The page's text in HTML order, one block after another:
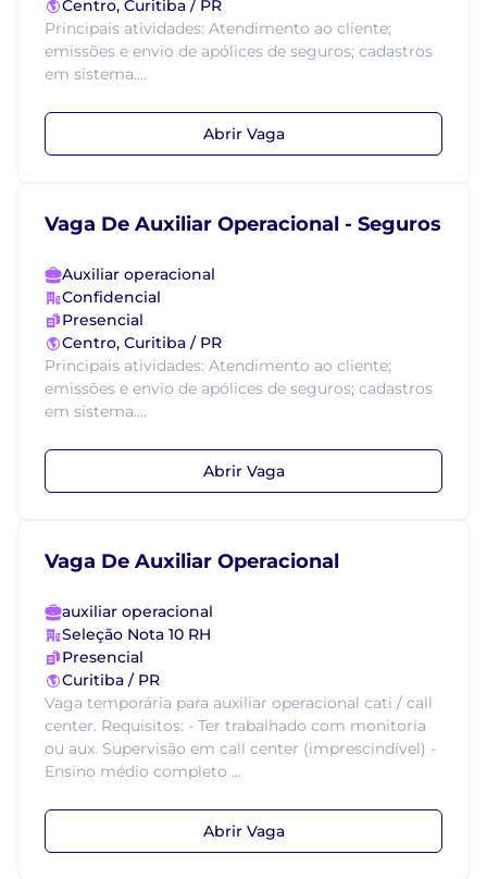
Centro, Curitiba / PR
Principais atividades: Atendimento ao cliente;
emissões e envio de apólices de seguros; cadastros
em sistema....
Abrir Vaga
Vaga De Auxiliar Operacional - Seguros
Auxiliar operacional
Confidencial
Presencial
Centro, Curitiba / PR
Principais atividades: Atendimento ao cliente;
emissões e envio de apólices de seguros; cadastros
em sistema....
Abrir Vaga
Vaga De Auxiliar Operacional
auxiliar operacional
Seleção Nota 10 RH
Presencial
Curitiba / PR
Vaga temporária para auxiliar operacional cati / call
center. Requisitos: - Ter trabalhado com monitoria
ou aux. Supervisão em call center (imprescindível) -
Ensino médio completo ...
Abrir Vaga